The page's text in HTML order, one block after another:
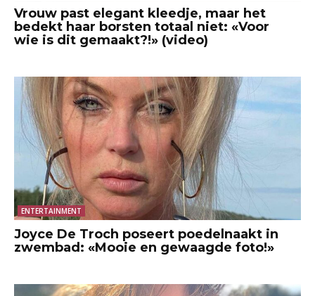
Vrouw past elegant kleedje, maar het
bedekt haar borsten totaal niet: «Voor
wie is dit gemaakt?!» (video)
ENTERTAINMENT
Joyce De Troch poseert poedelnaakt in
zwembad: «Mooie en gewaagde foto!»